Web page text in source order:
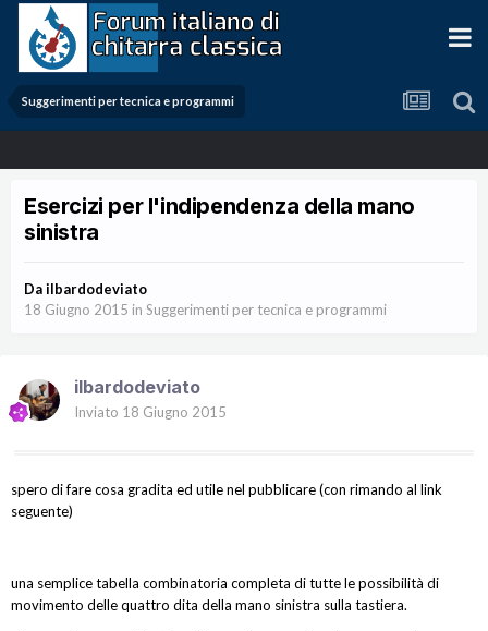
Suggerimenti per tecnica e programmi
Esercizi per l'indipendenza della mano
sinistra
Dailbardodeviato
18 Giugno 2015 in Suggerimenti per tecnica e programmi
ilbardodeviato
Inviato 18 Giugno 2015
spero di fare cosa gradita ed utile nel pubblicare (con rimando al link
seguente)
una semplice tabella combinatoria completa di tutte le possibilità di
movimento delle quattro dita della mano sinistra sulla tastiera.